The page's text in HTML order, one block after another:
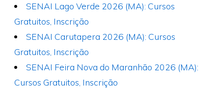
SENAI Lago Verde 2026 (MA): Cursos
Gratuitos, Inscrição
SENAI Carutapera 2026 (MA): Cursos
Gratuitos, Inscrição
SENAI Feira Nova do Maranhão 2026 (MA):
Cursos Gratuitos, Inscrição